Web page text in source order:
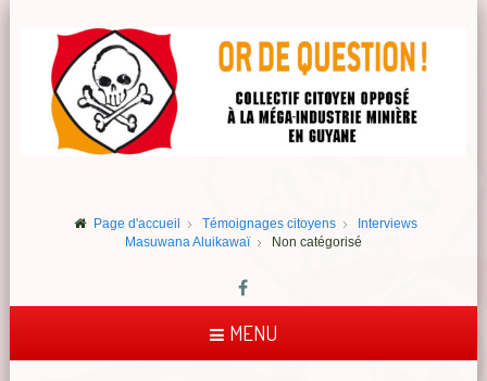
Page d'accueil Témoignages citoyens
Interviews
Masuwana Aluikawaï
Non catégorisé
MENU